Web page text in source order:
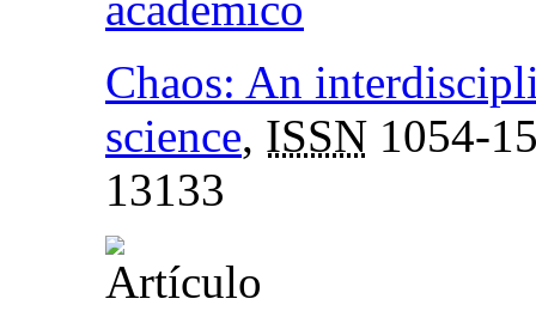
Chaos: An
science, ISSN 1054-
13133